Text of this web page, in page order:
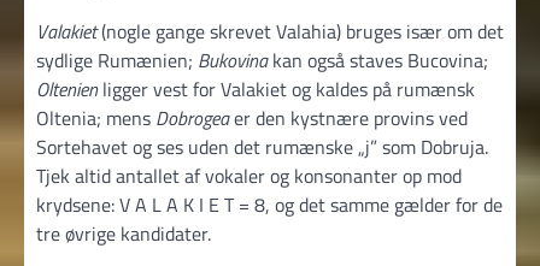
Valakiet(nogle gange skrevet Valahia) bruges især om det
sydlige Rumænien; Bukovinakan også staves Bucovina;
Oltenienligger vest for Valakiet og kaldes på rumænsk
Oltenia; mens Dobrogeaer den kystnære provins ved
Sortehavet og ses uden det rumænske „j” som Dobruja.
Tjek altid antallet af vokaler og konsonanter op mod
krydsene: V A L A K I E T = 8, og det samme gælder for de
tre øvrige kandidater.